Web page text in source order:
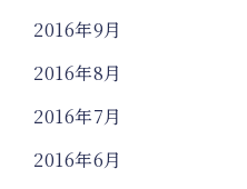
2016年9月
2016年8月
2016年7月
2016年6月